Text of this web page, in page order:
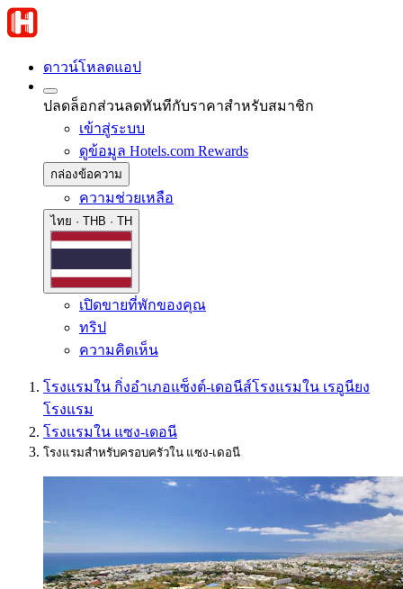
ดาวน์โหลดแอป
ปลดล็อกส่วนลดทันทีกับราคาสำหรับสมาชิก
เข้าสู่ระบบ
ดูข้อมูล Hotels.com Rewards
กล่องข้อความ
ความช่วยเหลือ
ไทย · THB · TH
เปิดขายที่พักของคุณ
ทริป
ความคิดเห็น
โรงแรมใน กิ่งอําเภอแซ็งต์-เดอนีส์โรงแรมใน เรอูนียง
โรงแรม
โรงแรมใน แซง-เดอนี
โรงแรมสำหรับครอบครัวใน แซง-เดอนี